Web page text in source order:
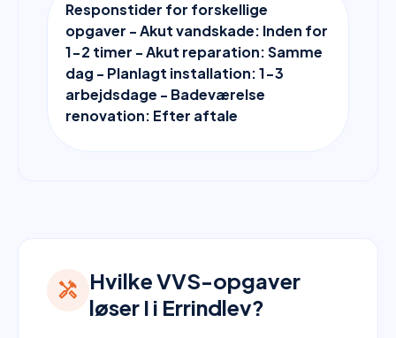
Responstider for forskellige
opgaver - Akut vandskade: Inden for
1-2 timer - Akut reparation: Samme
dag - Planlagt installation: 1-3
arbejdsdage - Badeværelse
renovation: Efter aftale
handyman Hvilke VVS-opgaver
løser I i Errindlev?